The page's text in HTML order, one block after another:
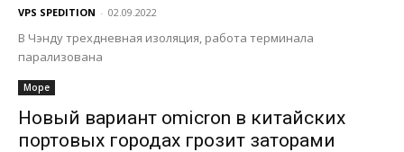
VPS SPEDITION - 02.09.2022
В Чэнду трехдневная изоляция, работа терминала
парализована
Море
Новый вариант omicron в китайских
портовых городах грозит заторами